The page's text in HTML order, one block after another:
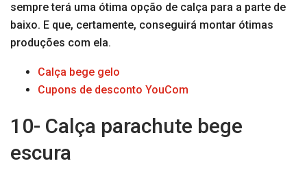
sempre terá uma ótima opção de calça para a parte de
baixo. E que, certamente, conseguirá montar ótimas
produções com ela.
Calça bege gelo
Cupons de desconto YouCom
10- Calça parachute bege
escura